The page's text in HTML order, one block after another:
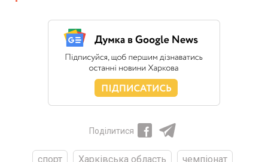
Поділитися
спорт Харківська область
чемпіонат